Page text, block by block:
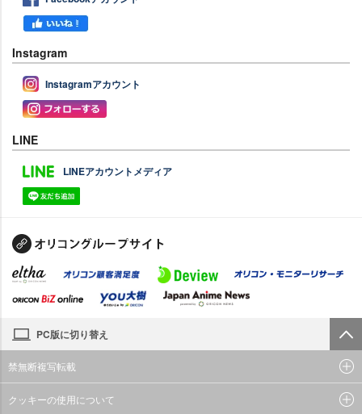
Instagram
Instagramアカウント
LINE
LINEアカウントメディア
PC版に切り替え
禁無断複写転載
クッキーの使用について